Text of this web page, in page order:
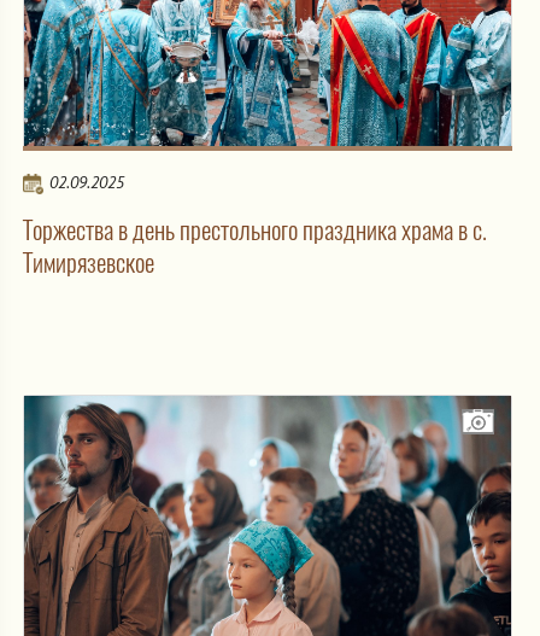
02.09.2025
Торжества в день престольного праздника храма в с.
Тимирязевское